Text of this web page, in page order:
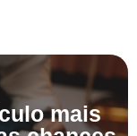
mais